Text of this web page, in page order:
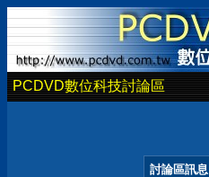
PCDVD數位科技討論區
討論區訊息